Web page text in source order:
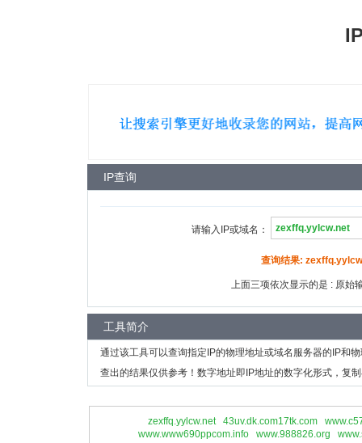
IP查询
请输入IP或域名：
查询结果:
上面三项依次显示的是 : 原始
工具简介
通过该工具可以查询指定IP的物理地址或域名服务器的IP和
查出的结果仅供参考！数字地址即IP地址的数字化形式，复
zexffq.yylcw.net 43uv.dk.com17tk.com
www.www690ppcom.info
www.988826.org